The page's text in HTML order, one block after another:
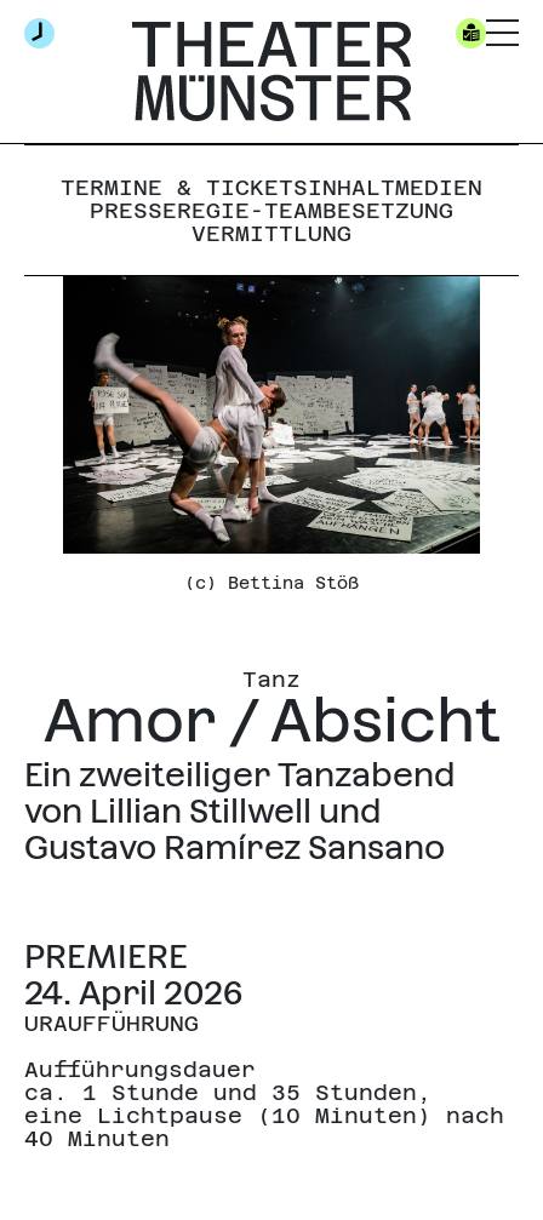
TERMINE & TICKETSINHALTMEDIEN
PRESSEREGIE-TEAMBESETZUNG
VERMITTLUNG
(c) Bettina Stöß
Tanz
Amor / Absicht
Ein zweiteiliger Tanzabend
von Lillian Stillwell und
Gustavo Ramírez Sansano
PREMIERE
24. April 2026
URAUFFÜHRUNG
Aufführungsdauer
ca. 1 Stunde und 35 Stunden,
eine Lichtpause (10 Minuten) nach
40 Minuten